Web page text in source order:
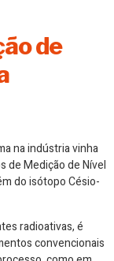
de
na indústria vinha
de Medição de Nível
do isótopo Césio-
radioativas, é
convencionais